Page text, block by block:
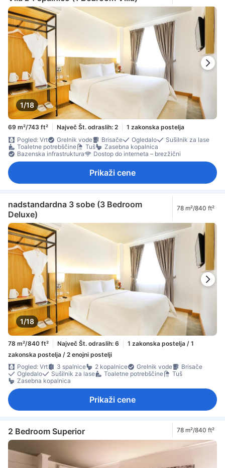
1/18
69 m²/743 ft² Največ Št. odraslih: 2
1 zakonska postelja
Pogled: Vrt
Grelnik vode Brisače Ogledalo
Sušilnik za lase
Toaletne potrebščine
Tuš
Zasebna kopalnica
Bazenska infrastruktura
Dostop do interneta – brezžični
Prikaži cene
nadstandardna 3 sobe (3 Bedroom
Deluxe)
78 m²/840 ft²
1/18
78 m²/840 ft² Največ Št. odraslih: 6
1 zakonska postelja / 1
zakonska postelja / 2 enojni postelji
Pogled: Vrt
3 spalnice 2 kopalnice Grelnik vode
Brisače
Ogledalo
Sušilnik za lase Toaletne potrebščine
Tuš
Zasebna kopalnica
Prikaži cene
2 Bedroom Superior 78 m²/840 ft²